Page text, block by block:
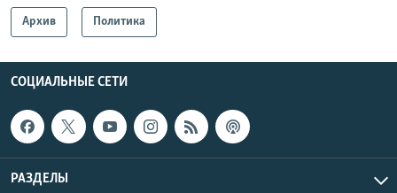
Архив Политика
СОЦИАЛЬНЫЕ СЕТИ
РАЗДЕЛЫ